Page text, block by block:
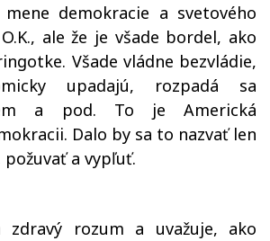
demokracie a svetového
ale že je všade bordel, ako
Všade vládne bezvládie,
upadajú, rozpadá sa
a pod. To je Americká
Dalo by sa to nazvať len
a vypľuť.
rozum a uvažuje, ako